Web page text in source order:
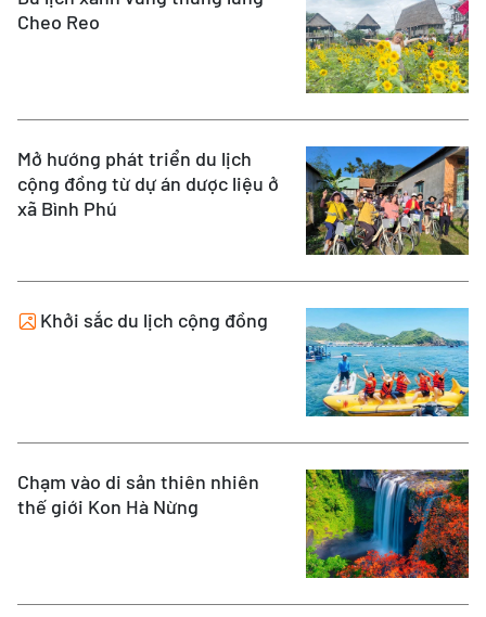
Cheo Reo
Mở hướng phát triển du lịch
cộng đồng từ dự án dược liệu ở
xã Bình Phú
Khởi sắc du lịch cộng đồng
Chạm vào di sản thiên nhiên
thế giới Kon Hà Nừng